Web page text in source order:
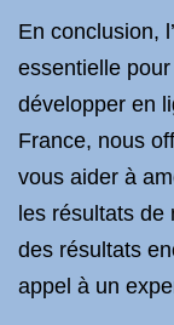
En conclusion,
essentielle
développer en
France, nous
vous aider à
les résultats
des résultats
appel à un